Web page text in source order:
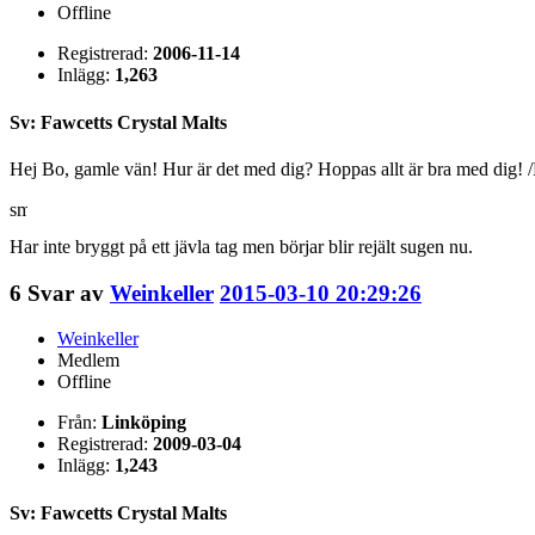
Offline
Registrerad: 2006-11-14
Inlägg: 1,263
Sv: Fawcetts Crystal Malts
Hej Bo, gamle vän! Hur är det med dig? Hoppas allt är bra med dig!
Har inte bryggt på ett jävla tag men börjar blir rejält sugen nu.
6 Svar av Weinkeller 2015-03-10 20:29:26
Weinkeller
Medlem
Offline
Från: Linköping
Registrerad: 2009-03-04
Inlägg: 1,243
Sv: Fawcetts Crystal Malts